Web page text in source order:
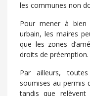
les communes non
Pour mener à bien
urbain, les maires
que les zones
droits de préemption.
Par ailleurs,
soumises au permis
tandis que relèvent